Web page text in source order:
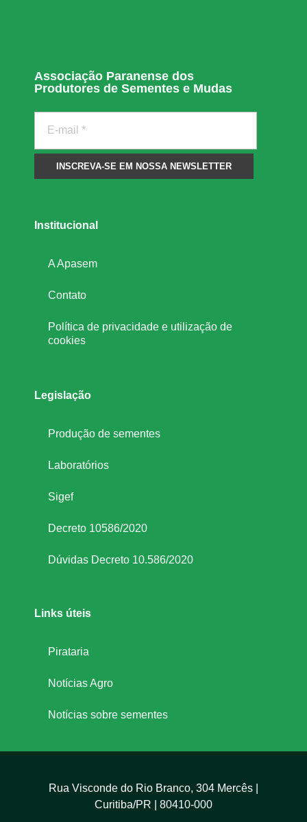
Associação Paranense dos
Produtores de Sementes e Mudas
Institucional
A Apasem
Contato
Política de privacidade e utilização de
cookies
Legislação
Produção de sementes
Laboratórios
Sigef
Decreto 10586/2020
Dúvidas Decreto 10.586/2020
Links úteis
Pirataria
Notícias Agro
Notícias sobre sementes
Rua Visconde do Rio Branco, 304 Mercês |
Curitiba/PR | 80410-000